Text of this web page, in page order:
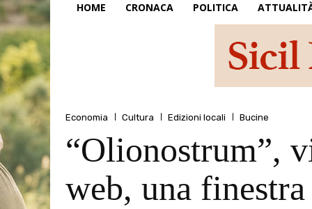
HOME CRONACA POLITICA
Economia Cultura Edizioni locali Bucine
“Olionostrum”,
web, una